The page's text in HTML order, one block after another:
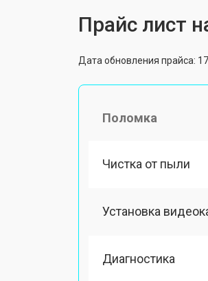
Прайс лист
Дата обновления прайса:
Поломка
Чистка от пыли
Установка
Диагностика